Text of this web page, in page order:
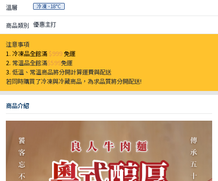
溫層 冷凍 -18°C
商品類別 優惠主打
注意事項
1. 冷凍品全館滿 $999免運
2. 常溫品全館滿$599免運
3.低溫、常溫商品將分開計算運費與配送
若同時購買了冷凍與冷藏商品，為求品質將分開配送!
商品介紹